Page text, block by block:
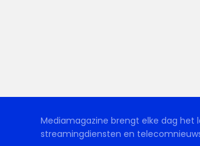
Mediamagazine brengt elke dag het
streamingdiensten en